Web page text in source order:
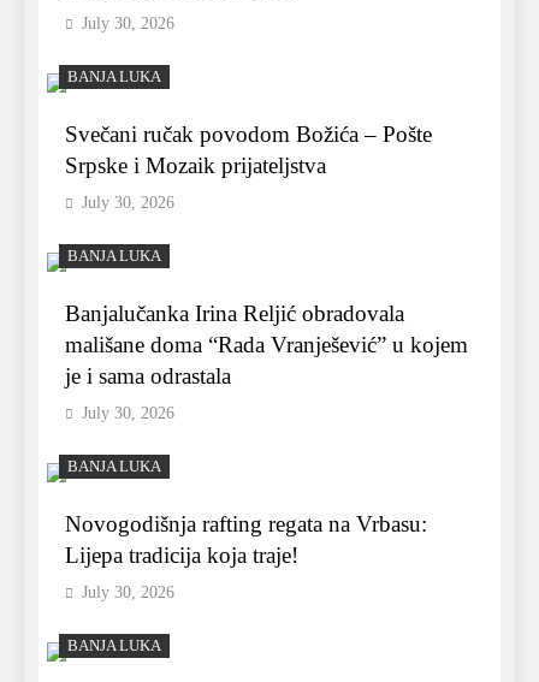
July 30, 2026
BANJA LUKA
Svečani ručak povodom Božića – Pošte
Srpske i Mozaik prijateljstva
July 30, 2026
BANJA LUKA
Banjalučanka Irina Reljić obradovala
mališane doma “Rada Vranješević” u kojem
je i sama odrastala
July 30, 2026
BANJA LUKA
Novogodišnja rafting regata na Vrbasu:
Lijepa tradicija koja traje!
July 30, 2026
BANJA LUKA